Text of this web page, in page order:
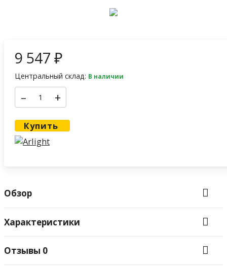
9 547 ₽
Центральный склад: В наличии
– +
Купить
Обзор
Характеристики
Отзывы 0